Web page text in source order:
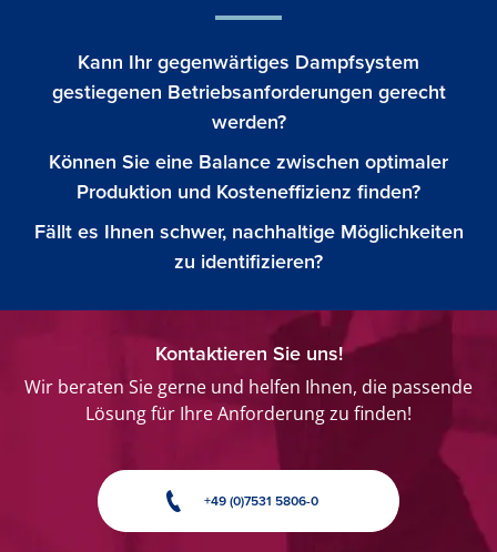
Kann Ihr gegenwärtiges Dampfsystem
gestiegenen Betriebsanforderungen gerecht
werden?
Können Sie eine Balance zwischen optimaler
Produktion und Kosteneffizienz finden?
Fällt es Ihnen schwer, nachhaltige Möglichkeiten
zu identifizieren?
Kontaktieren Sie uns!
Wir beraten Sie gerne und helfen Ihnen, die passende
Lösung für Ihre Anforderung zu finden!
+49 (0)7531 5806-0